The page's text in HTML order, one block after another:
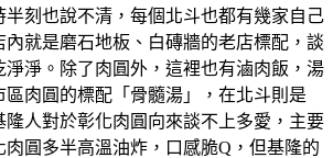
半刻也說不清，每個北斗也都有幾家自己
內就是磨石地板、白磚牆的老店標配，談
淨。 除了肉圓外，這裡也有滷肉飯，湯
區肉圓的標配「骨髓湯」，在北斗則是
隆人對於彰化肉圓向來談不上多愛，主要
肉圓多半高溫油炸，口感脆Q，但基隆的